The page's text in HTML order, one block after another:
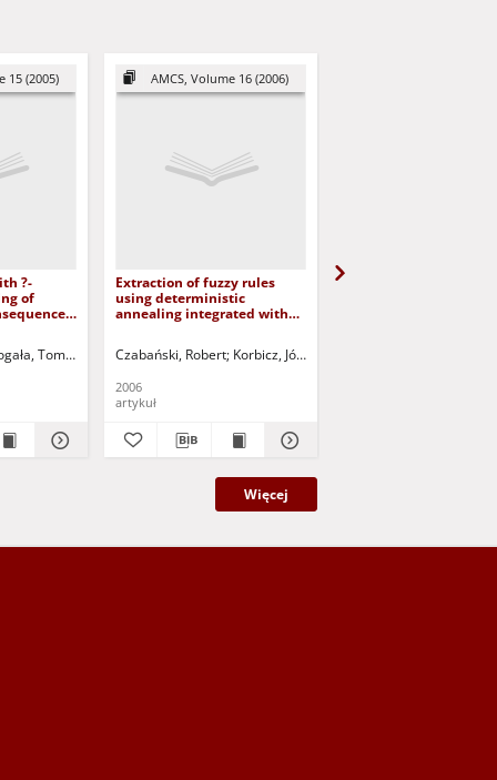
Zadeh, Lotfi A. - ed.
15 (2005)
?-
of
Tomasz Korbicz, Józef (1951- ) - red. Uciński, Dariusz - red.
AMCS, Volume 16 (2006)
Extraction of fuzzy rules
using deterministic
annealing integrated with
Czabański, Robert Korbicz, Józef (1951- ) - red.
2006
artykuł
Więcej